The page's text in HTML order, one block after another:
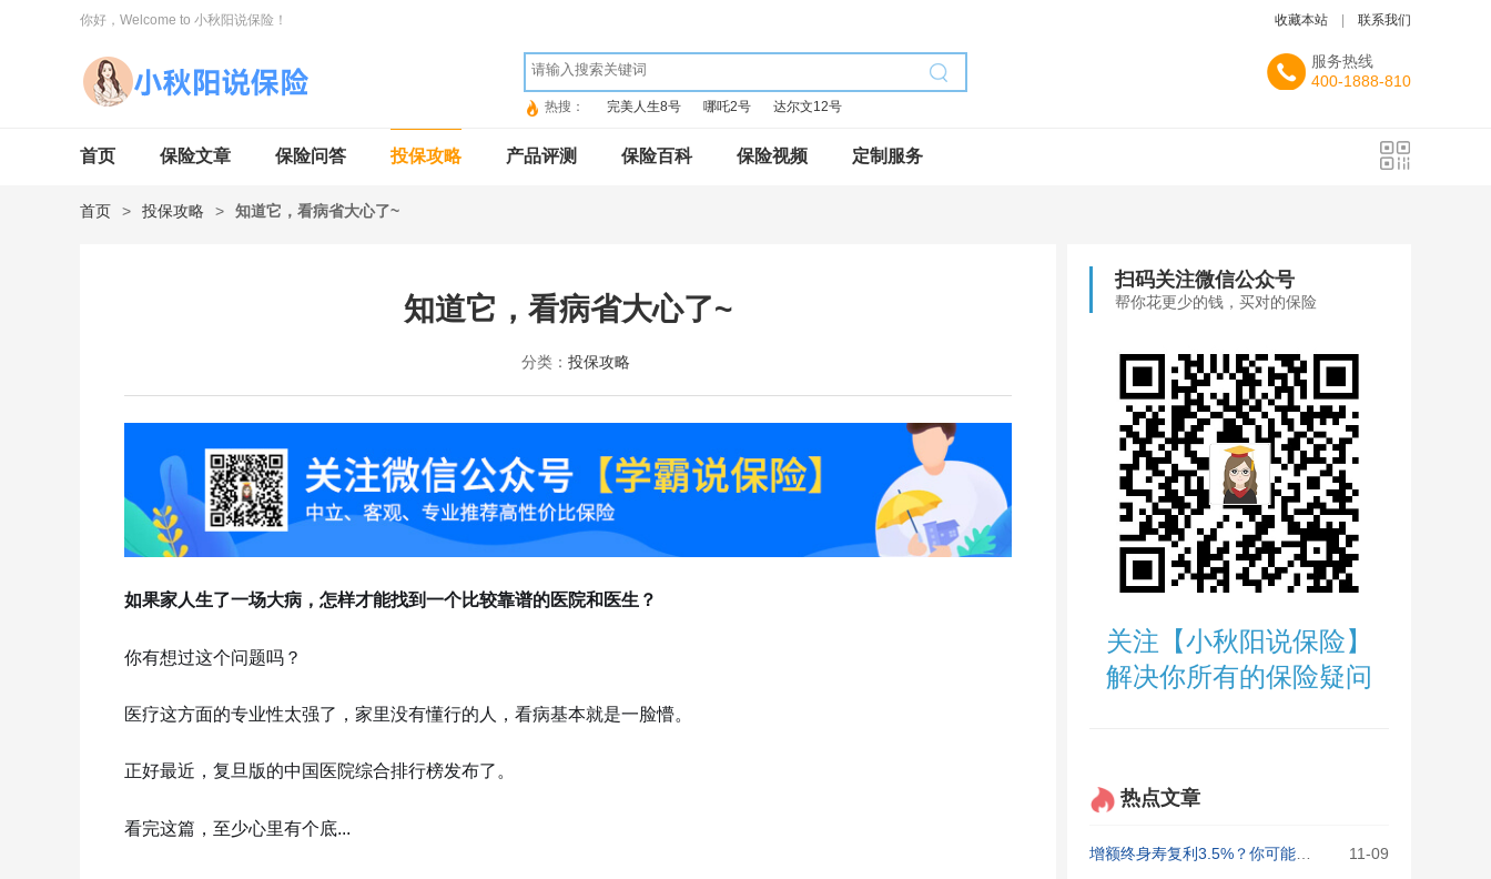
你好，Welcome to 小秋阳说保险！ 收藏本站 联系我们
热搜： 完美人生8号 哪吒2号 达尔文12号
服务热线
400-1888-810
首页 保险文章 保险问答 投保攻略 产品评测 保险百科 保险视频 定制服务
首页 > 投保攻略 > 知道它，看病省大心了~
知道它，看病省大心了~
分类： 投保攻略
如果家人生了一场大病，怎样才能找到一个比较靠谱的医院和医生？
你有想过这个问题吗？
医疗这方面的专业性太强了，家里没有懂行的人，看病基本就是一脸懵。
正好最近，复旦版的中国医院综合排行榜发布了。
看完这篇，至少心里有个底...
扫码关注微信公众号
帮你花更少的钱，买对的保险
关注【小秋阳说保险】
解决你所有的保险疑问
热点文章
增额终身寿复利3.5%？你可能被骗了！
11-09